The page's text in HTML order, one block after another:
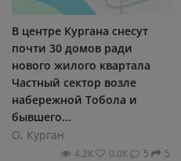
В центре Кургана снесут
почти 30 домов ради
нового жилого квартала
Частный сектор возле
набережной Тобола и
бывшего...
О, Курган
4.2К 0.0К 5 5